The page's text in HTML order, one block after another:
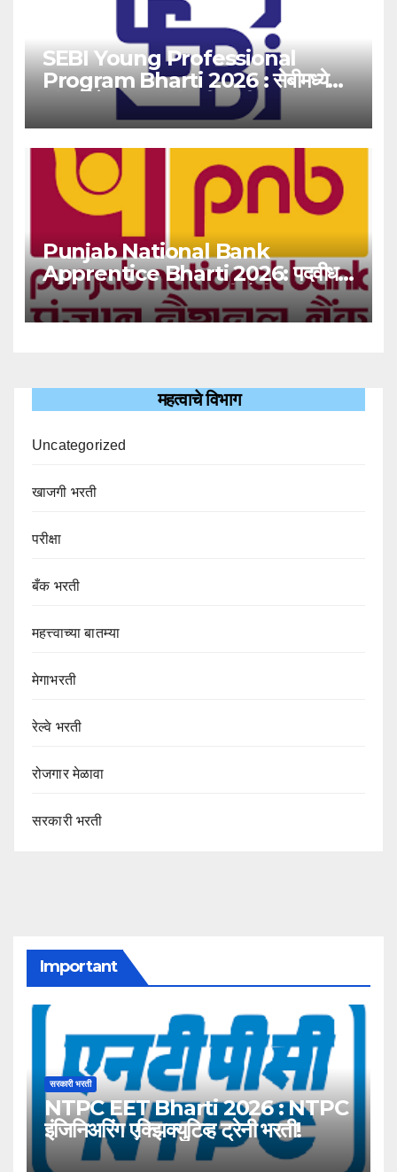
SEBI Young Professional
Program Bharti 2026 : सेबीमध्ये
‘यंग प्रोफेशनल’ पदांसाठी भरती!
Punjab National Bank
Apprentice Bharti 2026: पदवीधर
उमेदवारांसाठी ५१३८ जागांची मोठी संधी!
महत्वाचे विभाग
Uncategorized
खाजगी भरती
परीक्षा
बँक भरती
महत्त्वाच्या बातम्या
मेगाभरती
रेल्वे भरती
रोजगार मेळावा
सरकारी भरती
Important
सरकारी भरती
NTPC EET Bharti 2026 : NTPC
इंजिनिअरिंग एक्झिक्युटिव्ह ट्रेनी भरती!